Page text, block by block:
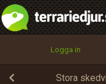
Logga in
Stora
integritetspolicy
Namn:
Epost:
Begär nytt lösenord